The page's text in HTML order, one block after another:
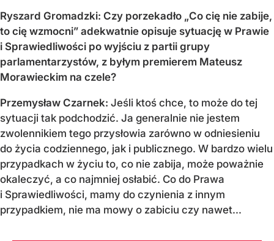
Ryszard Gromadzki: Czy porzekadło „Co cię nie zabije,
to cię wzmocni” adekwatnie opisuje sytuację w Prawie
i Sprawiedliwości po wyjściu z partii grupy
parlamentarzystów, z byłym premierem Mateusz
Morawieckim na czele?
Przemysław Czarnek: Jeśli ktoś chce, to może do tej
sytuacji tak podchodzić. Ja generalnie nie jestem
zwolennikiem tego przysłowia zarówno w odniesieniu
do życia codziennego, jak i publicznego. W bardzo wielu
przypadkach w życiu to, co nie zabija, może poważnie
okaleczyć, a co najmniej osłabić. Co do Prawa
i Sprawiedliwości, mamy do czynienia z innym
przypadkiem, nie ma mowy o zabiciu czy nawet...